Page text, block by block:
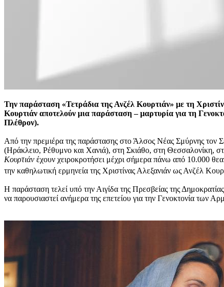
Την παράσταση «Τετράδια της Ανζέλ Κουρτιάν» με τη
Κουρτιάν αποτελούν μια παράσταση – μαρτυρία για τη
Πλέθρον).
Από την πρεμιέρα της παράστασης στο Άλσος Νέας Σμύρνης τον
(Ηράκλειο, Ρέθυμνο και Χανιά), στη Σκιάθο, στη Θεσσαλονίκη,
Κουρτιάν έχουν χειροκροτήσει μέχρι σήμερα πάνω από 10.000
την καθηλωτική ερμηνεία της Χριστίνας Αλεξανιάν ως Ανζέλ
Η παράσταση τελεί υπό την Αιγίδα της Πρεσβείας της
να παρουσιαστεί ανήμερα της επετείου για την Γενοκτονία των